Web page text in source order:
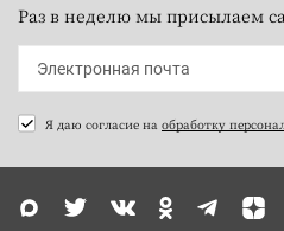
Раз в неделю мы присылаем
Я даю согласие на обработку